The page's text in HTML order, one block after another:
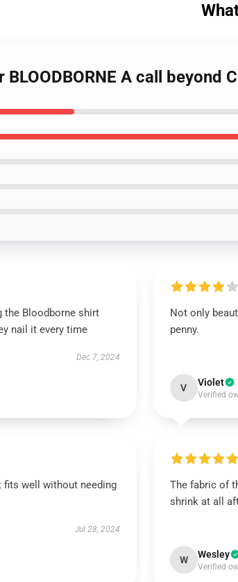
A call beyond
the Bloodborne shirt
nail it every time
Dec 7, 2024
Not only
penny.
V Violet
Verified
fits well without needing
Jul 28, 2024
The fabric of
shrink at all
W Wesley
Verified